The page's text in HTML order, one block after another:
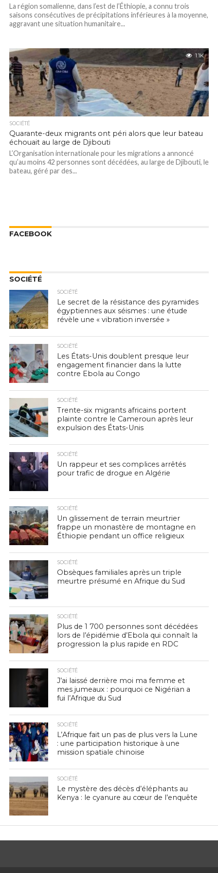
La région somalienne, dans l’est de l’Éthiopie, a connu trois
saisons consécutives de précipitations inférieures à la moyenne,
aggravant une situation humanitaire...
1.1K
SOCIÉTÉ
Quarante-deux migrants ont péri alors que leur bateau
échouait au large de Djibouti
L’Organisation internationale pour les migrations a annoncé
qu’au moins 42 personnes sont décédées, au large de Djibouti, le
bateau, géré par des...
FACEBOOK
SOCIÉTÉ
SOCIÉTÉ
Le secret de la résistance des pyramides
égyptiennes aux séismes : une étude
révèle une « vibration inversée »
SOCIÉTÉ
Les États-Unis doublent presque leur
engagement financier dans la lutte
contre Ebola au Congo
SOCIÉTÉ
Trente-six migrants africains portent
plainte contre le Cameroun après leur
expulsion des États-Unis
SOCIÉTÉ
Un rappeur et ses complices arrêtés
pour trafic de drogue en Algérie
SOCIÉTÉ
Un glissement de terrain meurtrier
frappe un monastère de montagne en
Éthiopie pendant un office religieux
SOCIÉTÉ
Obsèques familiales après un triple
meurtre présumé en Afrique du Sud
SOCIÉTÉ
Plus de 1 700 personnes sont décédées
lors de l’épidémie d’Ebola qui connaît la
progression la plus rapide en RDC
SOCIÉTÉ
J’ai laissé derrière moi ma femme et
mes jumeaux : pourquoi ce Nigérian a
fui l’Afrique du Sud
SOCIÉTÉ
L’Afrique fait un pas de plus vers la Lune
: une participation historique à une
mission spatiale chinoise
SOCIÉTÉ
Le mystère des décès d’éléphants au
Kenya : le cyanure au cœur de l’enquête